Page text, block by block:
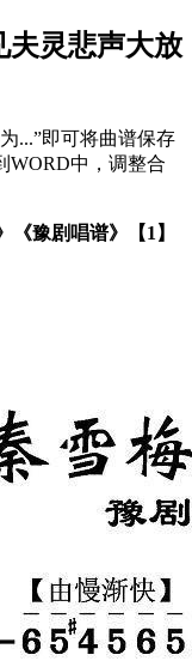
夫灵悲声大放
...”即可将曲谱保存
WORD中，调整合
豫剧唱谱》【1】